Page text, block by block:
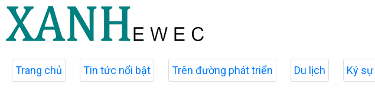
Trang chủ Tin tức nổi bật Trên đường phát triển Du lịch Ký sự